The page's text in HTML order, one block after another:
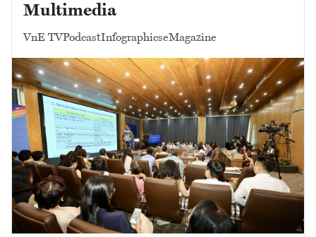
Multimedia
VnE TVPodcastInfographicseMagazine